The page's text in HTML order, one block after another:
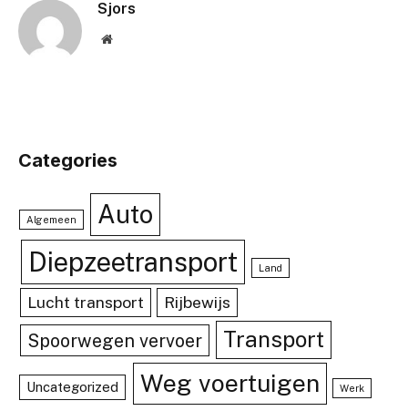
Sjors
Website
Categories
Algemeen Auto
Diepzeetransport Land
Lucht transport Rijbewijs
Spoorwegen vervoer Transport
Uncategorized Weg voertuigen Werk